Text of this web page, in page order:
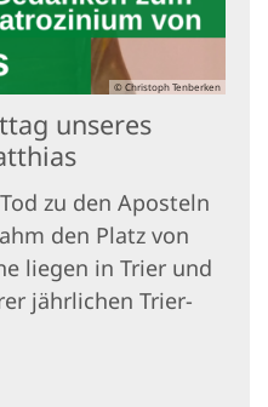
© Christoph Tenberken
unseres
zu den Aposteln
den Platz von
liegen in Trier und
jährlichen Trier-